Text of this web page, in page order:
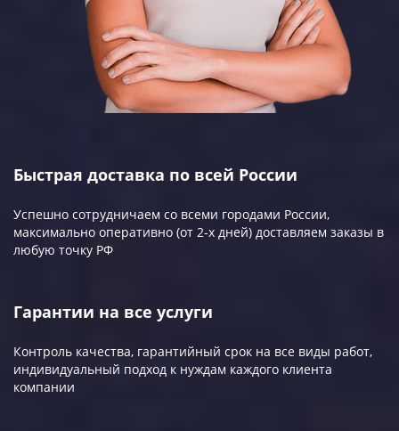
Быстрая доставка по всей России
Успешно сотрудничаем со всеми городами России,
максимально оперативно (от 2-х дней) доставляем заказы в
любую точку РФ
Гарантии на все услуги
Контроль качества, гарантийный срок на все виды работ,
индивидуальный подход к нуждам каждого клиента
компании